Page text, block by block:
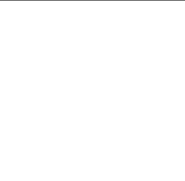
このコンテンツは掲載が終了しました |